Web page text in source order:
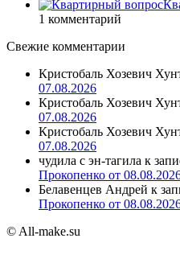
1 комментарий
Свежие комментарии
Кристобаль Хозевич
07.08.2026
Кристобаль Хозевич
07.08.2026
Кристобаль Хозевич
07.08.2026
чудила с эн-тагила к
Прокопенко от
Белавенцев Андрей к
Прокопенко от
© All-make.su